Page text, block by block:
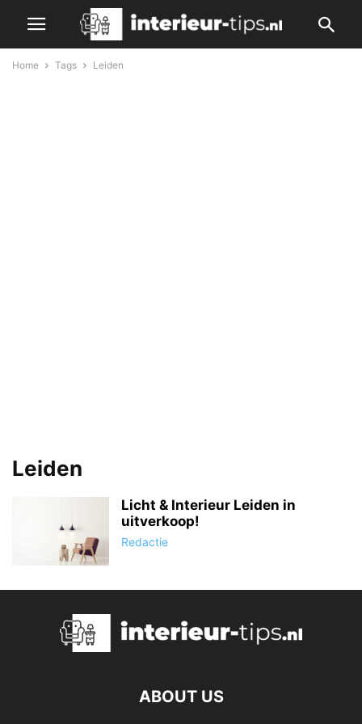
Home Tags Leiden
Leiden
Licht & Interieur Leiden in
uitverkoop!
Redactie
ABOUT US